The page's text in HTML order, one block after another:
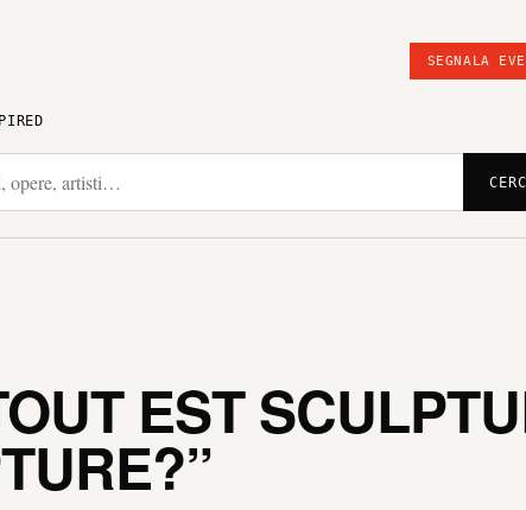
SEGNALA
EST